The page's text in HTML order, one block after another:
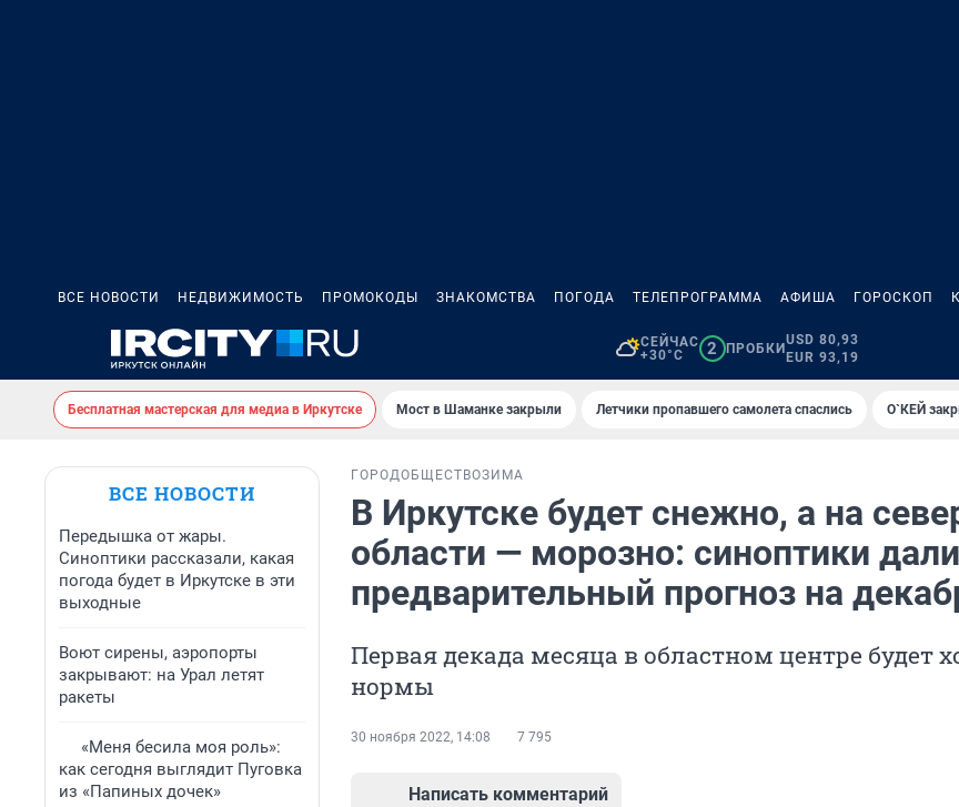
ВСЕ НОВОСТИ НЕДВИЖИМОСТЬ ПРОМОКОДЫ ЗНАКОМСТВА ПОГОДА ТЕЛЕПРОГРАММА АФИША ГОРОСКОП
СЕЙЧАС
+30°C
2 ПРОБКИ
USD 80,93
EUR 93,19
Бесплатная мастерская для медиа в Иркутске Мост в Шаманке закрыли Летчики пропавшего самолета спаслись О`КЕЙ
ВСЕ НОВОСТИ
Передышка от жары.
Синоптики рассказали, какая
погода будет в Иркутске в эти
выходные
Воют сирены, аэропорты
закрывают: на Урал летят
ракеты
«Меня бесила моя роль»:
как сегодня выглядит Пуговка
из «Папиных дочек»
ГОРОДОБЩЕСТВОЗИМА
В Иркутске будет снежно, а на
области — морозно: синоптики дали
предварительный прогноз на
Первая декада месяца в областном центре будет
нормы
30 ноября 2022, 14:08 7 795
Написать комментарий